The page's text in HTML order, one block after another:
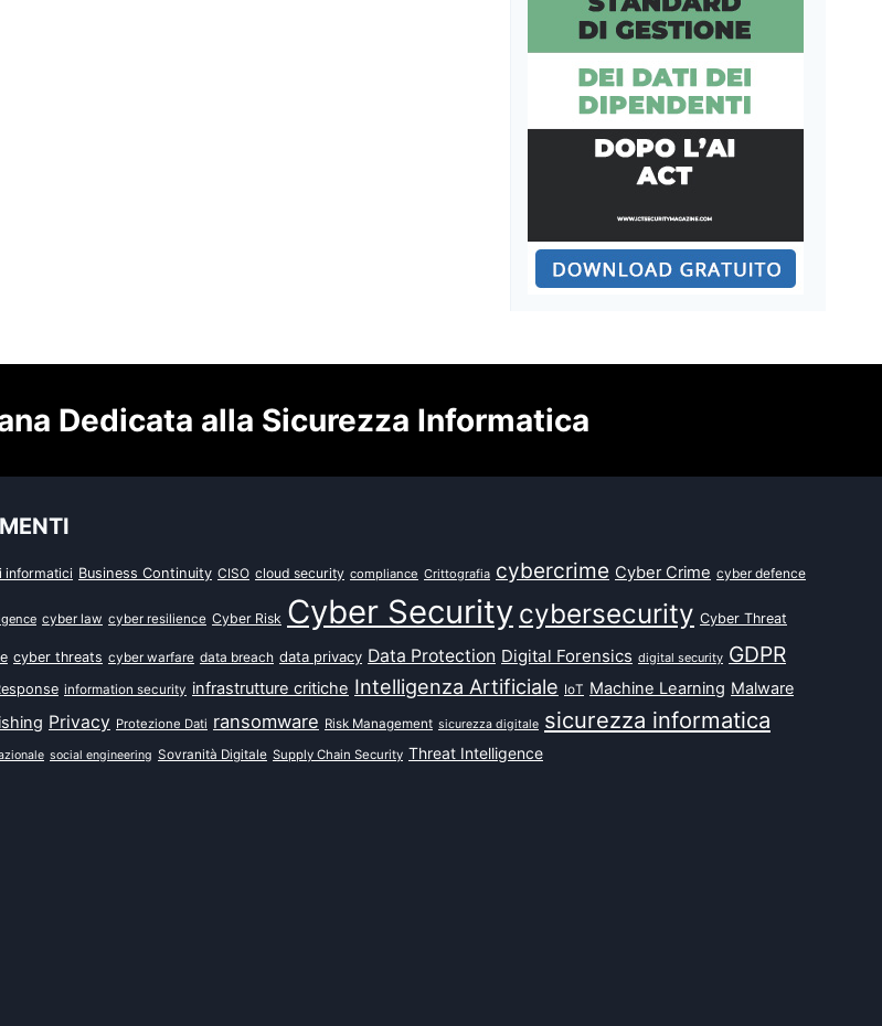
Dedicata alla Sicurezza Informatica
informatici Business Continuity CISO cloud security compliance Crittografia cybercrime Cyber Crime cyber defence
cyber law cyber resilience Cyber Risk Cyber Security cybersecurity Cyber Threat
cyber threats cyber warfare data breach data privacy Data Protection Digital Forensics digital security GDPR
information security infrastrutture critiche Intelligenza Artificiale IoT Machine Learning Malware
Privacy Protezione Dati ransomware Risk Management sicurezza digitale sicurezza informatica
social engineering Sovranità Digitale Supply Chain Security Threat Intelligence